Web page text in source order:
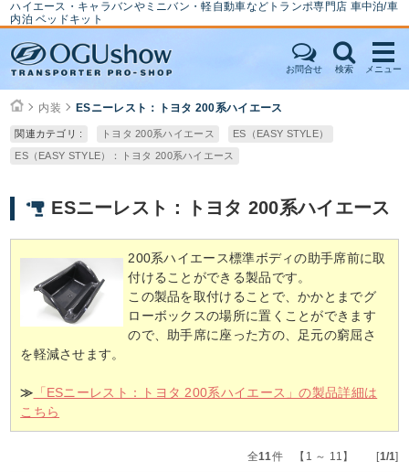
ハイエース・キャラバンやミニバン・軽自動車などトランポ専門店 車中泊/車
内泊 ベッドキット
お問合せ 検索 メニュー
内装 ESニーレスト：トヨタ 200系ハイエース
関連カテゴリ : トヨタ 200系ハイエース
ES（EASY STYLE）
ES（EASY STYLE）：トヨタ 200系ハイエース
ESニーレスト：トヨタ 200系ハイエース
200系ハイエース標準ボディの助手席前に取
付けることができる製品です。
この製品を取付けることで、かかとまでグ
ローボックスの場所に置くことができます
ので、助手席に座った方の、足元の窮屈さ
を軽減させます。
≫ 「ESニーレスト：トヨタ 200系ハイエース」の製品詳細は
こちら
全11件 【1 ～ 11】 [1/1]